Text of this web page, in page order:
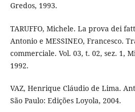
Gredos, 1993.
TARUFFO, Michele. La prova dei
Antonio e MESSINEO, Francesco.
commerciale. Vol. 03, t. 02, sez. 1,
1992.
VAZ, Henrique Cláudio de Lima.
São Paulo: Edições Loyola, 2004.